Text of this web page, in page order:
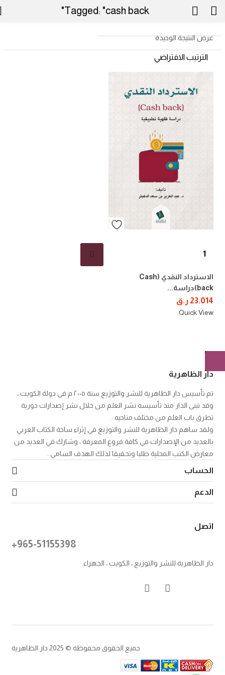
Tagged: "cash back"
عرض النتيجة الوحيدة
الاسترداد النقدي (Cash
back)دراسة...
23.014 ر.ق
Quick View
دار الظاهرية
تم تأسيس دار الظاهرية للنشر والتوزيع سنة ٢٠٠٥ م في دولة الكويت ،
وقد تبنى الدار منذ تأسيسه نشر العلم من خلال نشر إصدارات دورية
تطرق باب العلم من مختلف مناحيه .
ولقد ساهم دار الظاهرية للنشر والتوزيع في إثراء ساحة الكتاب العربي
بالعديد من الإصدارات في كافة فروع المعرفة ، وشارك في العديد من
معارض الكتب المحلية طلبا وتحقيقا لذلك الهدف السامي .
الحساب
الدعم
اتصل
+965-51155398
دار الظاهرية للنشر والتوزيع ، الكويت ، الجهراء
جميع الحقوق محفوظة © 2025 دار الظاهرية